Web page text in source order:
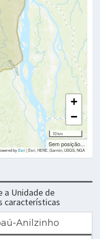
+
−
10 km
Sem posição...
byEsri|Esri, HERE, Garmin, USGS, NGA
a Unidade de
características
Anilzinho